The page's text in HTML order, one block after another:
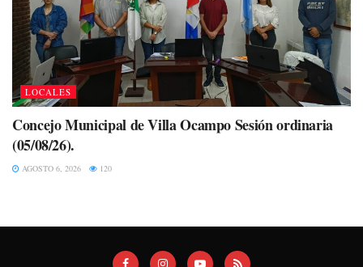
LOCALES
Concejo Municipal de Villa Ocampo Sesión ordinaria
(05/08/26).
AGOSTO 6, 2026 120